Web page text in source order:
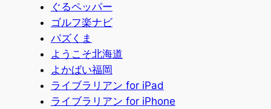
ぐるペッパー
ゴルフ楽ナビ
パズくま
ようこそ北海道
よかばい福岡
ライブラリアン for iPad
ライブラリアン for iPhone